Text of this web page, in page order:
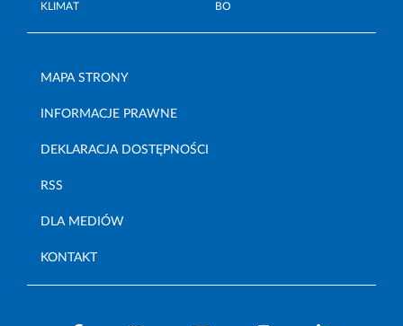
KLIMAT BO
MAPA STRONY
INFORMACJE PRAWNE
DEKLARACJA DOSTĘPNOŚCI
RSS
DLA MEDIÓW
KONTAKT